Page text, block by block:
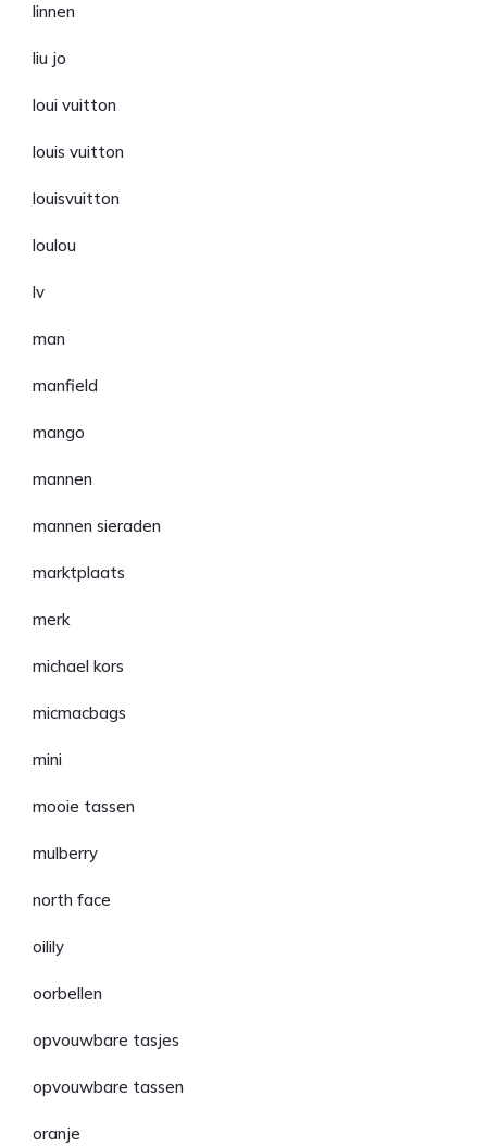
linnen
liu jo
loui vuitton
louis vuitton
louisvuitton
loulou
lv
man
manfield
mango
mannen
mannen sieraden
marktplaats
merk
michael kors
micmacbags
mini
mooie tassen
mulberry
north face
oilily
oorbellen
opvouwbare tasjes
opvouwbare tassen
oranje